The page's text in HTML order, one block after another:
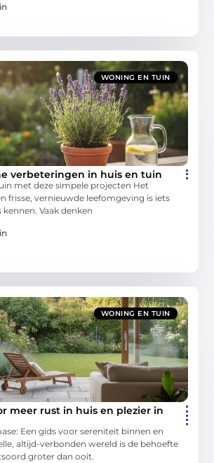
WONING EN TUIN
verbeteringen in huis en tuin
met deze simpele projecten Het
frisse, vernieuwde leefomgeving is iets
Vaak denken
WONING EN TUIN
meer rust in huis en plezier in
Een gids voor sereniteit binnen en
altijd-verbonden wereld is de behoefte
groter dan ooit.